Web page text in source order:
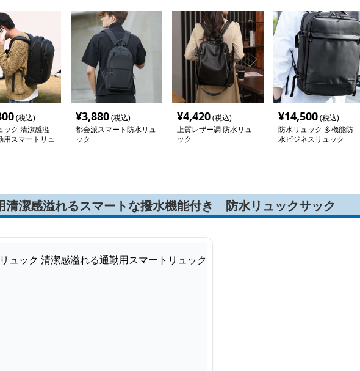
(税込)
ック 清潔感溢
用スマートリュ
¥3,880(税込)
都会派スマート防水リュ
ック
¥4,420(税込)
上質レザー調 防水リュ
ック
¥14,500(税込)
防水リュック 多機能防
水ビジネスリュック
清潔感溢れるスマートな撥水機能付き 防水リュックサック